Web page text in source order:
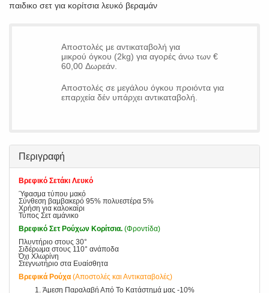
παιδικο σετ για κορίτσια λευκό βεραμάν
Αποστολές με αντικαταβολή για
μικρού όγκου (2kg) για αγορές άνω των €
60,00 Δωρεάν.
Αποστολές σε μεγάλου όγκου προιόντα για
επαρχεία δέν υπάρχει αντικαταβολή.
Περιγραφή
Βρεφικό Σετάκι Λευκό
Ύφασμα τύπου μακό
Σύνθεση βαμβακερό 95% πολυεστέρα 5%
Χρήση για καλοκαίρι
Τύπος Σετ αμάνικο
Βρεφικό Σετ Ρούχων Κορίτσια. (Φροντίδα)
Πλυντήριο στους 30°
Σιδέρωμα στους 110° ανάποδα
Όχι Χλωρίνη
Στεγνωτήριο στα Ευαίσθητα
Βρεφικά Ρούχα (Αποστολές και Αντικαταβολές)
Άμεση Παραλαβή Από Το Κατάστημά μας -10%